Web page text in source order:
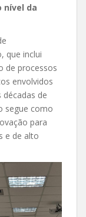
nível da
que inclui
de processos
envolvidos
de
segue como
para
e de alto